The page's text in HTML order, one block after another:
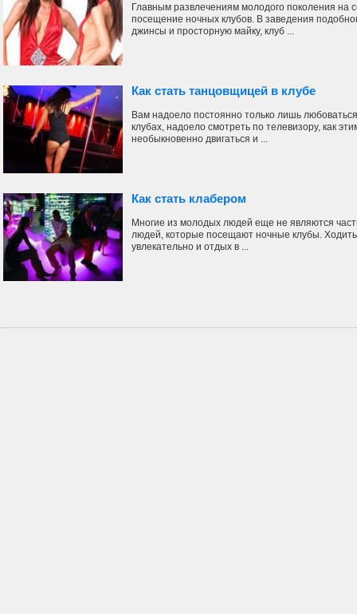
Главным развлечениям молодого поколения на
посещение ночных клубов. В заведения
джинсы и просторную майку, клуб ...
Как стать танцовщицей в клубе
Вам надоело постоянно только лишь
клубах, надоело смотреть по телевизору, как
необыкновенно двигаться и ...
Как стать клабером
Многие из молодых людей еще не являются
людей, которые посещают ночные клубы. Ходить
увлекательно и отдых в ...